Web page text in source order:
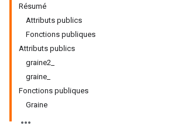
Résumé
Attributs publics
Fonctions publiques
Attributs publics
graine2_
graine_
Fonctions publiques
Graine